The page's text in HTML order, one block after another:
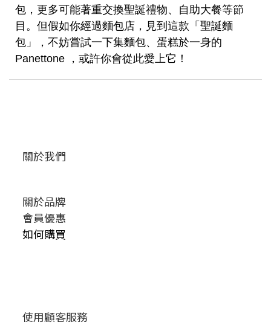
包，更多可能著重交換聖誕禮物、自助大餐等節
目。但假如你經過麵包店，見到這款「聖誕麵
包」，不妨嘗試一下集麵包、蛋糕於一身的
Panettone ，或許你會從此愛上它！
關於我們
關於品牌
會員優惠
如何購買
使用顧客服務